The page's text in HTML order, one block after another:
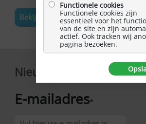
Bekijk de volledige agenda
Nieuwsbrief
E-mailadres*
Functionele cookies
Functionele cookies zijn
essentieel voor het
van de site en zijn
actief. Ook tracken wij
pagina bezoeken.